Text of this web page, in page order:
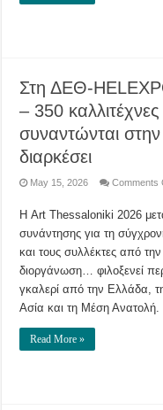
Στη ΔΕΘ-
– 350
συναντώνται
διαρκέσει
May 15, 2026 Comments
Η Art Thessaloniki 2026
συνάντησης για τη
και τους συλλέκτες από
διοργάνωση… φιλοξενεί
γκαλερί από την Ελλάδα,
Ασία και τη Μέση Ανατολή.
Read More »